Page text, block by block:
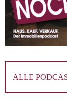
ALLE